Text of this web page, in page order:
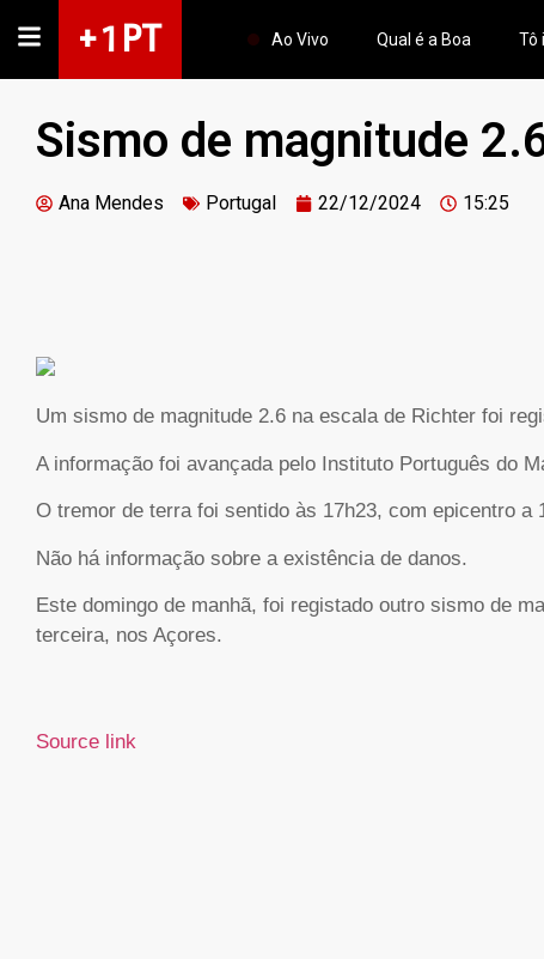
+ 1 PT Ao Vivo Qual é a Boa Tô
Sismo de magnitude
Ana Mendes Portugal 22/12/2024 15:25
Um sismo de magnitude 2.6 na escala de Richter foi
A informação foi avançada pelo Instituto Português do
O tremor de terra foi sentido às 17h23, com epicentro a
Não há informação sobre a existência de danos.
Este domingo de manhã, foi registado outro sismo de
terceira, nos Açores.
Source link